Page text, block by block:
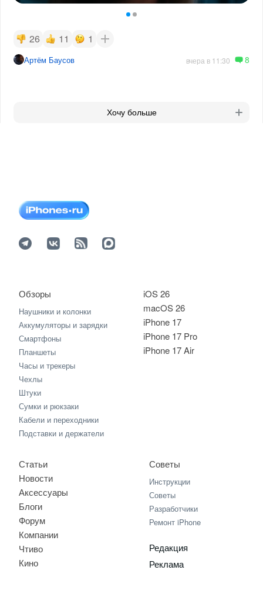
26 11 1
Артём Баусов вчера в 11:30 8
Хочу больше
iOS 26
macOS 26
iPhone 17
iPhone 17 Pro
iPhone 17 Air
Обзоры
Наушники и колонки
Аккумуляторы и зарядки
Смартфоны
Планшеты
Часы и трекеры
Чехлы
Штуки
Сумки и рюкзаки
Кабели и переходники
Подставки и держатели
Статьи
Новости
Аксессуары
Блоги
Форум
Компании
Чтиво
Кино
Советы
Инструкции
Советы
Разработчики
Ремонт iPhone
Редакция
Реклама